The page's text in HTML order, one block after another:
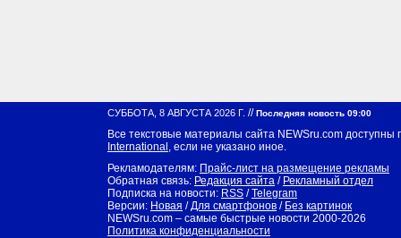
СУББОТА, 8 АВГУСТА 2026 Г. //Последняя новость 09:00
Все текстовые материалы сайта NEWSru.com доступны
International , если не указано иное.
Рекламодателям: Прайс-лист на размещение рекламы
Обратная связь: Редакция сайта / Рекламный отдел
Подписка на новости: RSS /Telegram
Версии: Новая /Для смартфонов / Без картинок
NEWSru.com – самые быстрые новости 2000-2026
Политика конфиденциальности